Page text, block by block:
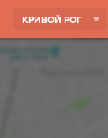
КРИВОЙ РОГ